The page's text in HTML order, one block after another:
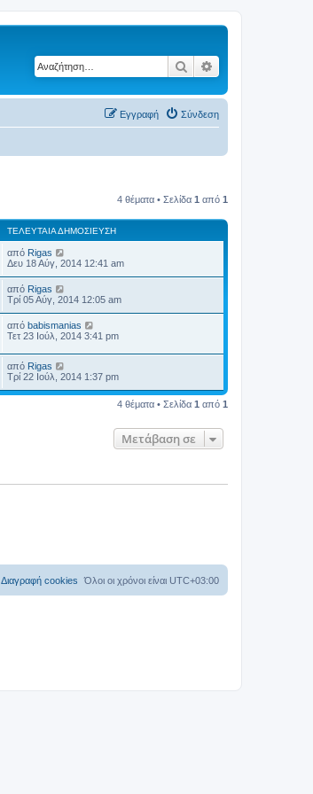
Αναζήτηση
Σύνδεση
Εγγραφή
4 θέματα • Σελίδα 1 από 1
ΤΕΛΕΥΤΑΊΑ ΔΗΜΟΣΊΕΥΣΗ
από Rigas
Δευ 18 Αύγ, 2014 12:41 am
από Rigas
Τρί 05 Αύγ, 2014 12:05 am
από babismanias
Τετ 23 Ιούλ, 2014 3:41 pm
από Rigas
Τρί 22 Ιούλ, 2014 1:37 pm
4 θέματα • Σελίδα 1 από 1
Μετάβαση σε
Όλοι οι χρόνοι είναι UTC+03:00
Διαγραφή cookies